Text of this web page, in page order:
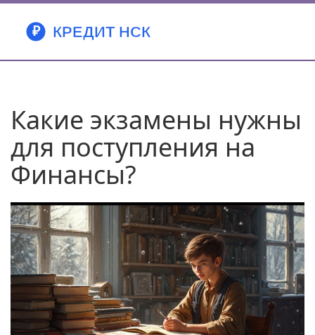
Какие экзамены нужны
для поступления на
Финансы?